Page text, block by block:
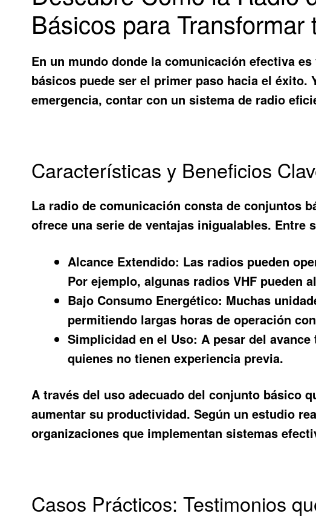
Básicos para Transformar
En un mundo donde la comunicación efectiva
básicos puede ser el primer paso hacia el
emergencia, contar con un sistema de radio
Características y Beneficios
La radio de comunicación consta de conjuntos
ofrece una serie de ventajas inigualables.
Alcance Extendido: Las radios pueden
Por ejemplo, algunas radios VHF pueden
Bajo Consumo Energético: Muchas
permitiendo largas horas de operación
Simplicidad en el Uso: A pesar del
quienes no tienen experiencia previa.
A través del uso adecuado del conjunto básico
aumentar su productividad. Según un estudio
organizaciones que implementan sistemas
Casos Prácticos: Testimonios